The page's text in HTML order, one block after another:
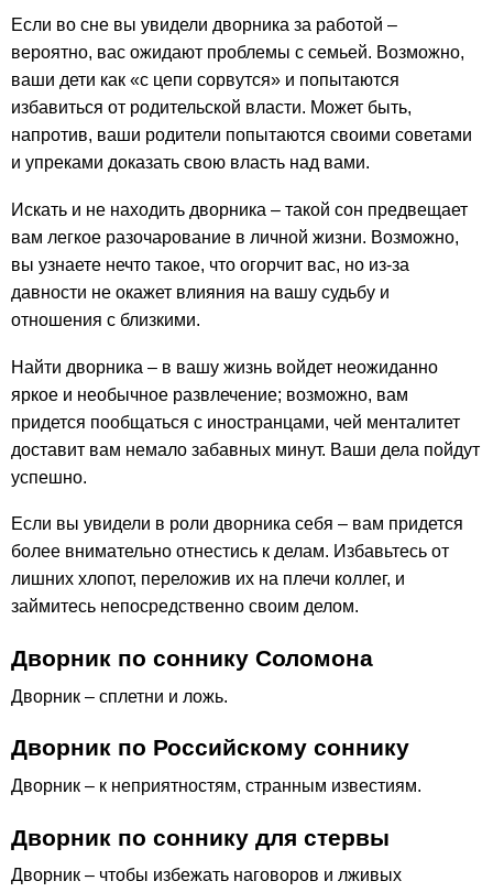
Если во сне вы увидели дворника за работой –
вероятно, вас ожидают проблемы с семьей. Возможно,
ваши дети как «с цепи сорвутся» и попытаются
избавиться от родительской власти. Может быть,
напротив, ваши родители попытаются своими советами
и упреками доказать свою власть над вами.
Искать и не находить дворника – такой сон предвещает
вам легкое разочарование в личной жизни. Возможно,
вы узнаете нечто такое, что огорчит вас, но из-за
давности не окажет влияния на вашу судьбу и
отношения с близкими.
Найти дворника – в вашу жизнь войдет неожиданно
яркое и необычное развлечение; возможно, вам
придется пообщаться с иностранцами, чей менталитет
доставит вам немало забавных минут. Ваши дела пойдут
успешно.
Если вы увидели в роли дворника себя – вам придется
более внимательно отнестись к делам. Избавьтесь от
лишних хлопот, переложив их на плечи коллег, и
займитесь непосредственно своим делом.
Дворник по соннику Соломона
Дворник – сплетни и ложь.
Дворник по Российскому соннику
Дворник – к неприятностям, странным известиям.
Дворник по соннику для стервы
Дворник – чтобы избежать наговоров и лживых